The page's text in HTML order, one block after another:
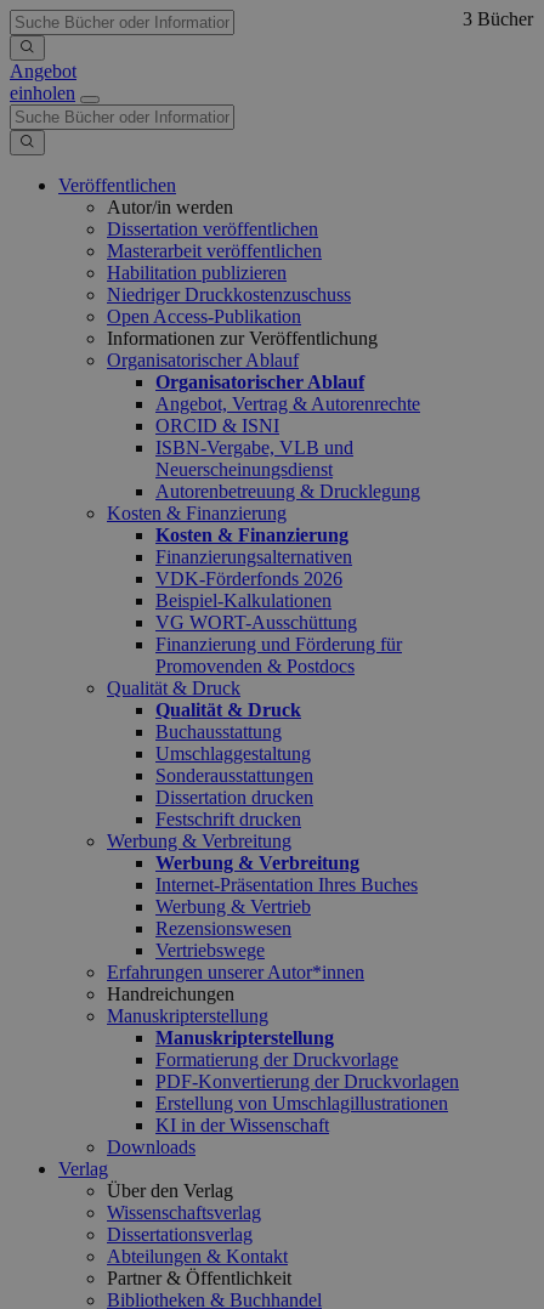
Angebot
einholen
Veröffentlichen
Autor/in werden
Dissertation veröffentlichen
Masterarbeit veröffentlichen
Habilitation publizieren
Niedriger Druckkostenzuschuss
Open Access-Publikation
Informationen zur Veröffentlichung
Organisatorischer Ablauf
Organisatorischer Ablauf
Angebot, Vertrag & Autorenrechte
ORCID & ISNI
ISBN-Vergabe, VLB und
Neuerscheinungsdienst
Autorenbetreuung & Drucklegung
Kosten & Finanzierung
Kosten & Finanzierung
Finanzierungsalternativen
VDK-Förderfonds 2026
Beispiel-Kalkulationen
VG WORT-Ausschüttung
Finanzierung und Förderung für
Promovenden & Postdocs
Qualität & Druck
Qualität & Druck
Buchausstattung
Umschlaggestaltung
Sonderausstattungen
Dissertation drucken
Festschrift drucken
Werbung & Verbreitung
Werbung & Verbreitung
Internet-Präsentation Ihres Buches
Werbung & Vertrieb
Rezensionswesen
Vertriebswege
Erfahrungen unserer Autor*innen
Handreichungen
Manuskripterstellung
Manuskripterstellung
Formatierung der Druckvorlage
PDF-Konvertierung der Druckvorlagen
Erstellung von Umschlagillustrationen
KI in der Wissenschaft
Downloads
Verlag
Über den Verlag
Wissenschaftsverlag
Dissertationsverlag
Abteilungen & Kontakt
Partner & Öffentlichkeit
Bibliotheken & Buchhandel
3 Bücher